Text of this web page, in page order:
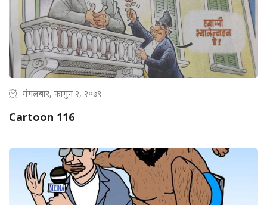
मंगलबार, फागुन २, २०७९
Cartoon 116